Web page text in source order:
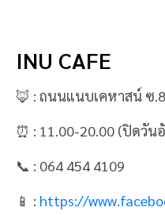
INU CAFE
🦊 : ถนนแนบเคหาสน์ ซ
⏰ : 11.00-20.00 (ปิดวัน
📞 : 064 454 4109
📱 : https://